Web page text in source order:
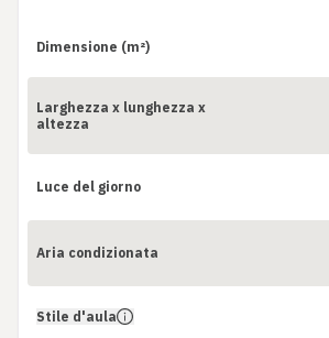
Dimensione (m²)
Larghezza x lunghezza x
altezza
Luce del giorno
Aria condizionata
Stile d'aula